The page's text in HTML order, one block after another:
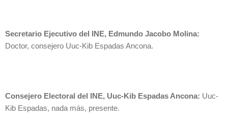
Secretario Ejecutivo del INE, Edmundo Jacobo Molina:
Doctor, consejero Uuc-Kib Espadas Ancona.
Consejero Electoral del INE, Uuc-Kib Espadas Ancona: Uuc-
Kib Espadas, nada más, presente.